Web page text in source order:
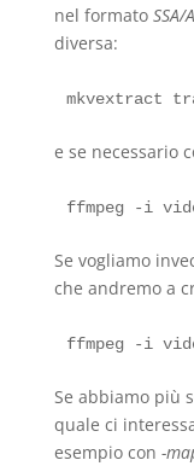
nel formato SSA/
diversa:
e se necessario
Se vogliamo
che andremo a
Se abbiamo più
quale ci
esempio con -